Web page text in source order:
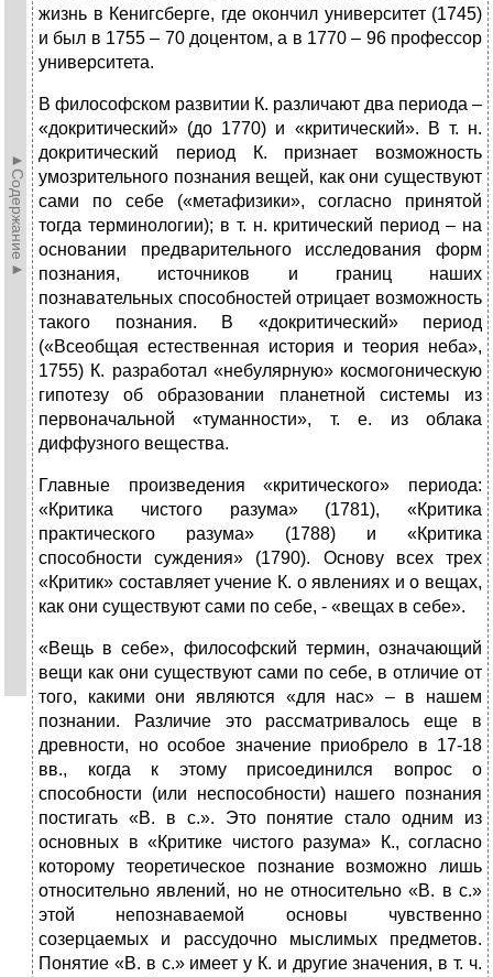
►Содержание►
жизнь в Кенигсберге, где окончил университет (1745)
и был в 1755 – 70 доцентом, а в 1770 – 96 профессор
университета.
В философском развитии К. различают два периода –
«докритический» (до 1770) и «критический». В т. н.
докритический период К. признает возможность
умозрительного познания вещей, как они существуют
сами по себе («метафизики», согласно принятой
тогда терминологии); в т. н. критический период – на
основании предварительного исследования форм
познания, источников и границ наших
познавательных способностей отрицает возможность
такого познания. В «докритический» период
(«Всеобщая естественная история и теория неба»,
1755) К. разработал «небулярную» космогоническую
гипотезу об образовании планетной системы из
первоначальной «туманности», т. е. из облака
диффузного вещества.
Главные произведения «критического» периода:
«Критика чистого разума» (1781), «Критика
практического разума» (1788) и «Критика
способности суждения» (1790). Основу всех трех
«Критик» составляет учение К. о явлениях и о вещах,
как они существуют сами по себе, - «вещах в себе».
«Вещь в себе», философский термин, означающий
вещи как они существуют сами по себе, в отличие от
того, какими они являются «для нас» – в нашем
познании. Различие это рассматривалось еще в
древности, но особое значение приобрело в 17-18
вв., когда к этому присоединился вопрос о
способности (или неспособности) нашего познания
постигать «В. в с.». Это понятие стало одним из
основных в «Критике чистого разума» К., согласно
которому теоретическое познание возможно лишь
относительно явлений, но не относительно «В. в с.»
этой непознаваемой основы чувственно
созерцаемых и рассудочно мыслимых предметов.
Понятие «В. в с.» имеет у К. и другие значения, в т. ч.